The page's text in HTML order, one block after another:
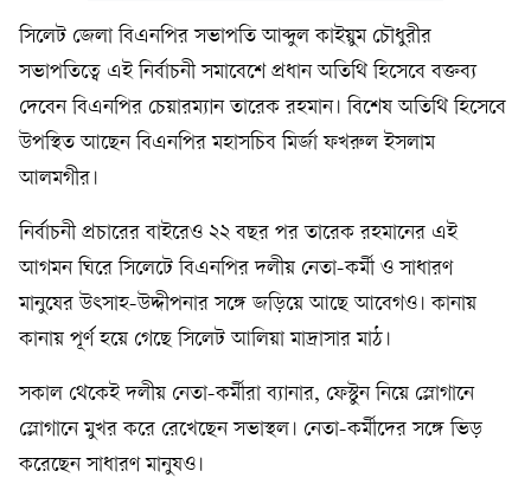
সিলেট জেলা বিএনপির সভাপতি আব্দুল কাইয়ুম চৌধুরীর
সভাপতিত্বে এই নির্বাচনী সমাবেশে প্রধান অতিথি হিসেবে বক্তব্য
দেবেন বিএনপির চেয়ারম্যান তারেক রহমান। বিশেষ অতিথি হিসেবে
উপস্থিত আছেন বিএনপির মহাসচিব মির্জা ফখরুল ইসলাম
আলমগীর।
নির্বাচনী প্রচারের বাইরেও ২২ বছর পর তারেক রহমানের এই
আগমন ঘিরে সিলেটে বিএনপির দলীয় নেতা-কর্মী ও সাধারণ
মানুষের উৎসাহ-উদ্দীপনার সঙ্গে জড়িয়ে আছে আবেগও। কানায়
কানায় পূর্ণ হয়ে গেছে সিলেট আলিয়া মাদ্রাসার মাঠ।
সকাল থেকেই দলীয় নেতা-কর্মীরা ব্যানার, ফেস্টুন নিয়ে স্লোগানে
স্লোগানে মুখর করে রেখেছেন সভাস্থল। নেতা-কর্মীদের সঙ্গে ভিড়
করেছেন সাধারণ মানুষও।